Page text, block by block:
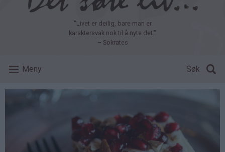
"Livet er deilig, bare man er
karaktersvak nok til å nyte det."
– Sokrates
Meny Søk